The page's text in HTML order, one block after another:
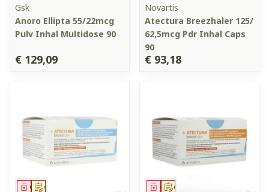
Gsk
Anoro Ellipta 55/22mcg
Pulv Inhal Multidose 90
€ 129,09
Novartis
Atectura Breezhaler 125/
62,5mcg Pdr Inhal Caps
90
€ 93,18
Op voorschrift
Geneesmiddel Op voorschrift
Geneesmiddel